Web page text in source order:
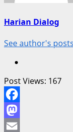
Harian Dialog
See author's posts
Post Views: 167
Facebook
Mastodon